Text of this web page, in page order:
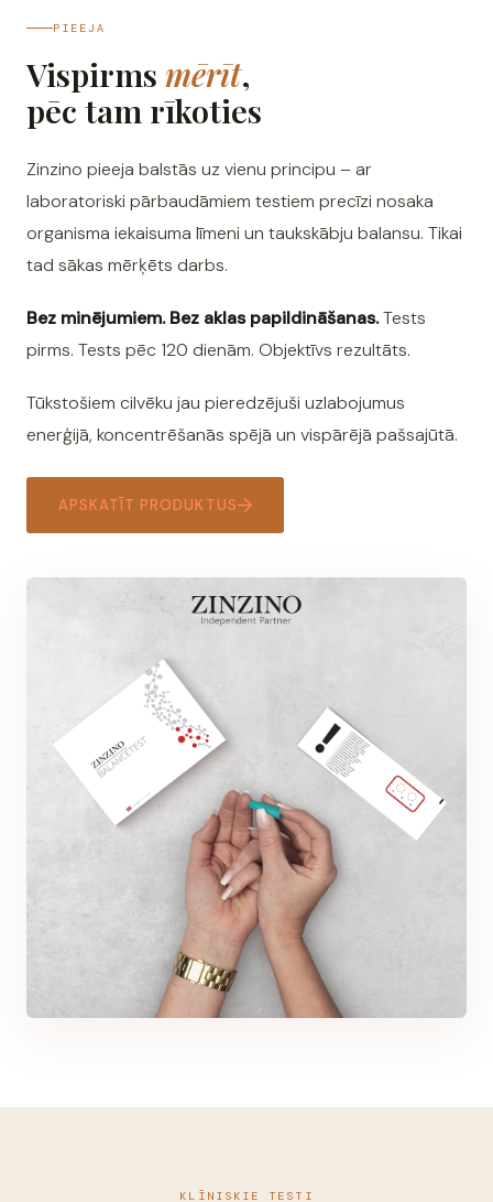
PIEEJA
Vispirms mērīt,
pēc tam rīkoties
Zinzino pieeja balstās uz vienu principu – ar
laboratoriski pārbaudāmiem testiem precīzi nosaka
organisma iekaisuma līmeni un taukskābju balansu. Tikai
tad sākas mērķēts darbs.
Bez minējumiem. Bez aklas papildināšanas.Tests
pirms. Tests pēc 120 dienām. Objektīvs rezultāts.
Tūkstošiem cilvēku jau pieredzējuši uzlabojumus
enerģijā, koncentrēšanās spējā un vispārējā pašsajūtā.
APSKATĪT PRODUKTUS
KLĪNISKIE TESTI